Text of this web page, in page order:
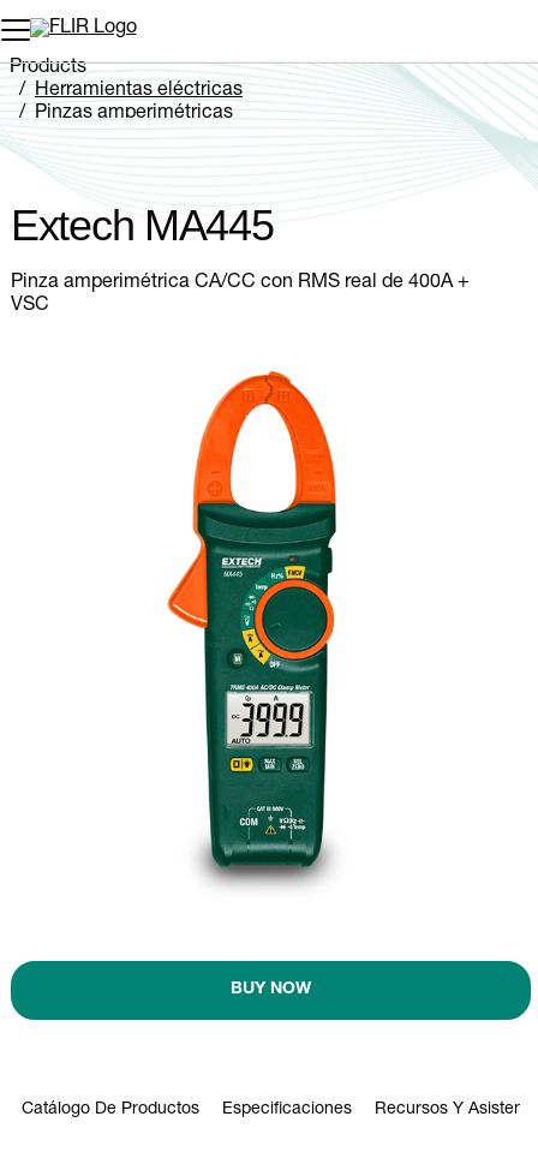
Products
Herramientas eléctricas
Pinzas amperimétricas
Extech MA445
Extech MA445
Pinza amperimétrica CA/CC con RMS real de 400A +
VSC
BUY NOW
Catálogo De Productos Especificaciones Recursos Y